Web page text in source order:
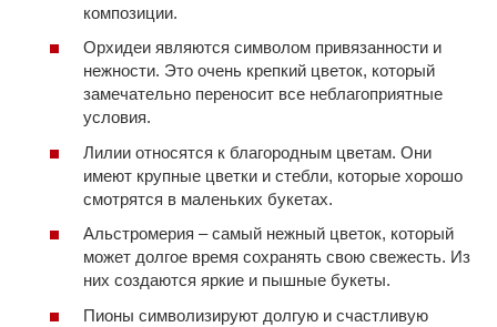
композиции.
Орхидеи являются символом привязанности и
нежности. Это очень крепкий цветок, который
замечательно переносит все неблагоприятные
условия.
Лилии относятся к благородным цветам. Они
имеют крупные цветки и стебли, которые хорошо
смотрятся в маленьких букетах.
Альстромерия – самый нежный цветок, который
может долгое время сохранять свою свежесть. Из
них создаются яркие и пышные букеты.
Пионы символизируют долгую и счастливую